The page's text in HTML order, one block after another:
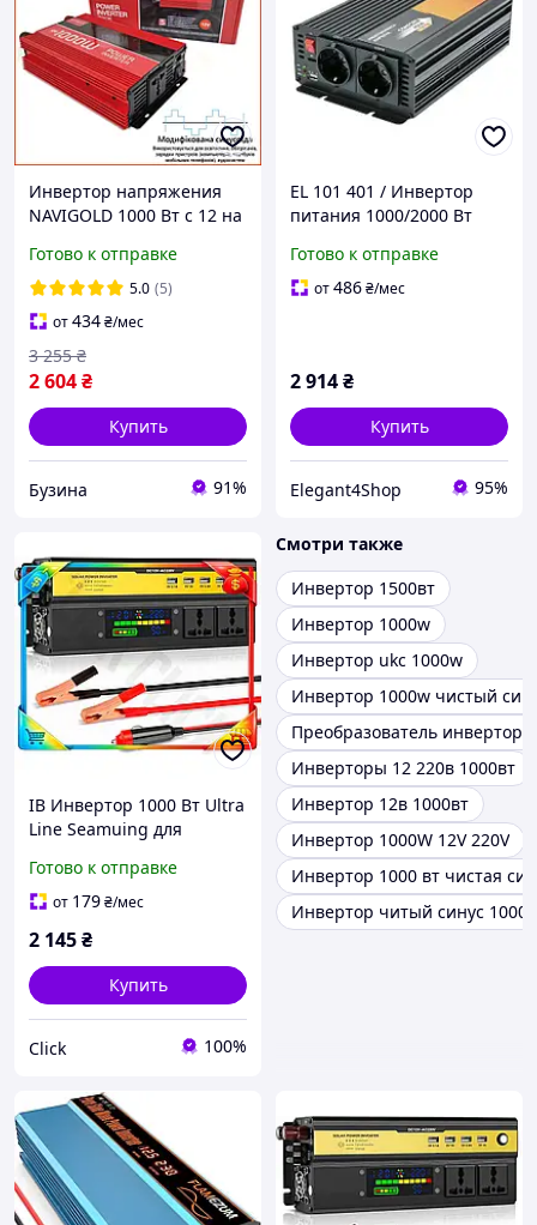
Инвертор напряжения
NAVIGOLD 1000 Вт с 12 на
синусоидо розеткой
преобразователь энергии
newyork
Готово к отправке
5.0 (5)
от434₴/мес
2 604₴
3 255 ₴
Купить
Бузина 91%
EL 101 401 / Инвертор
питания 1000/2000 Вт
Готово к отправке
от486₴/мес
2 914₴
Купить
Elegant4Shop 95%
ІВ Инвертор 1000 Вт Ultra
Line Seamuing для
преобразователь
напряжения с 4 USB
Готово к отправке
от 179₴/мес
2 145₴
Купить
Click 100%
Смотри также
Инвертор 1500вт
Инвертор 1000w
Инвертор ukc 1000w
Инвертор 1000w чистый
Преобразователь инвертор
Инверторы 12 220в 1000вт
Инвертор 12в 1000вт
Инвертор 1000W 12V 220V
Инвертор 1000 вт чистая
Инвертор читый синус 1000